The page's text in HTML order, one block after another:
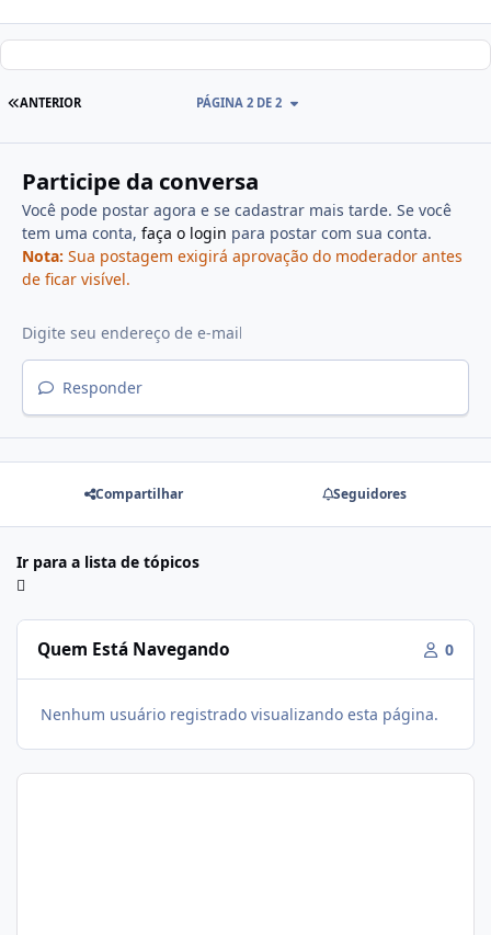
ANTERIOR PÁGINA 2 DE 2
Participe da conversa
Você pode postar agora e se cadastrar mais tarde. Se você
tem uma conta, faça o login para postar com sua conta.
Nota: Sua postagem exigirá aprovação do moderador antes
de ficar visível.
Responder
Compartilhar Seguidores
Ir para a lista de tópicos
Quem Está Navegando 0
Nenhum usuário registrado visualizando esta página.